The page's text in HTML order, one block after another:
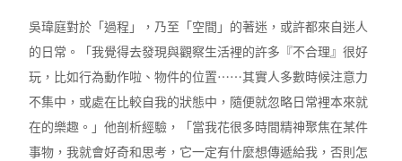
吳瑋庭對於「過程」，乃至「空間」的著迷，或許都來自迷人
的日常。「我覺得去發現與觀察生活裡的許多『不合理』很好
玩，比如行為動作啦、物件的位置⋯⋯其實人多數時候注意力
不集中，或處在比較自我的狀態中，隨便就忽略日常裡本來就
在的樂趣。」他剖析經驗，「當我花很多時間精神聚焦在某件
事物，我就會好奇和思考，它一定有什麼想傳遞給我，否則怎